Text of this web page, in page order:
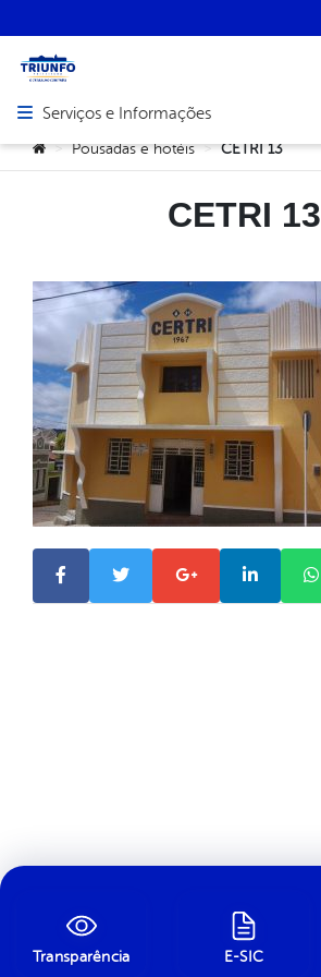
Abrir menu principal de navegação
Serviços e Informações
Você está aqui:
> Pousadas e hotéis > CETRI 13
CETRI 13
Transparência E-SIC